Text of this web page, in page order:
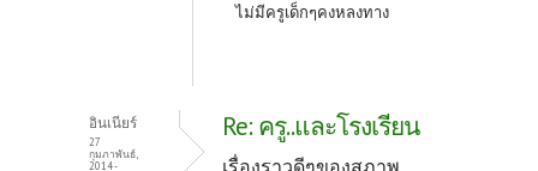
ไม่มีครูเด็กๆคงหลงทาง
อินเนียร์
27
กุมภาพันธ์,
2014 -
Re: ครู..และโรงเรียน
เรื่องราวดีๆของสภาพ